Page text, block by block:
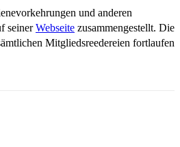
und anderen
seinerWebseite zusammengestellt. Die
Mitgliedsreedereien fortlaufen